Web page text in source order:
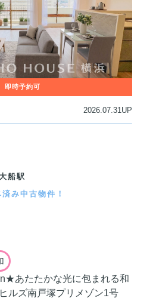
2026.07.31UP
船駅
み中古物件！
あたたかな光に包まれる和
ルズ南戸塚プリメゾン1号